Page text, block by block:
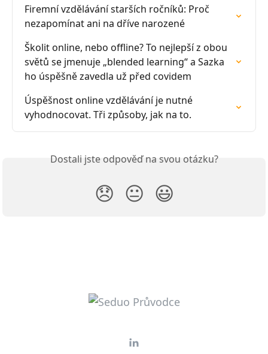
Firemní vzdělávání starších ročníků: Proč
nezapomínat ani na dříve narozené
Školit online, nebo offline? To nejlepší z obou
světů se jmenuje „blended learning“ a Sazka
ho úspěšně zavedla už před covidem
Úspěšnost online vzdělávání je nutné
vyhodnocovat. Tři způsoby, jak na to.
Dostali jste odpověď na svou otázku?
😞 😐 😃